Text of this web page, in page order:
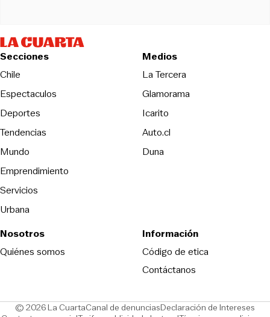
Secciones
Chile
Espectaculos
Deportes
Tendencias
Mundo
Emprendimiento
Servicios
Urbana
Medios
La TerceraOpens in new
Glamorama
Icarito
Auto.cl
DunaOpens in new window
Nosotros
Quiénes somos
Información
Código de eticaOpens in new
Contáctanos
© 2026 La CuartaCanal de denunciasOpens in new window
Declaración de Intereses